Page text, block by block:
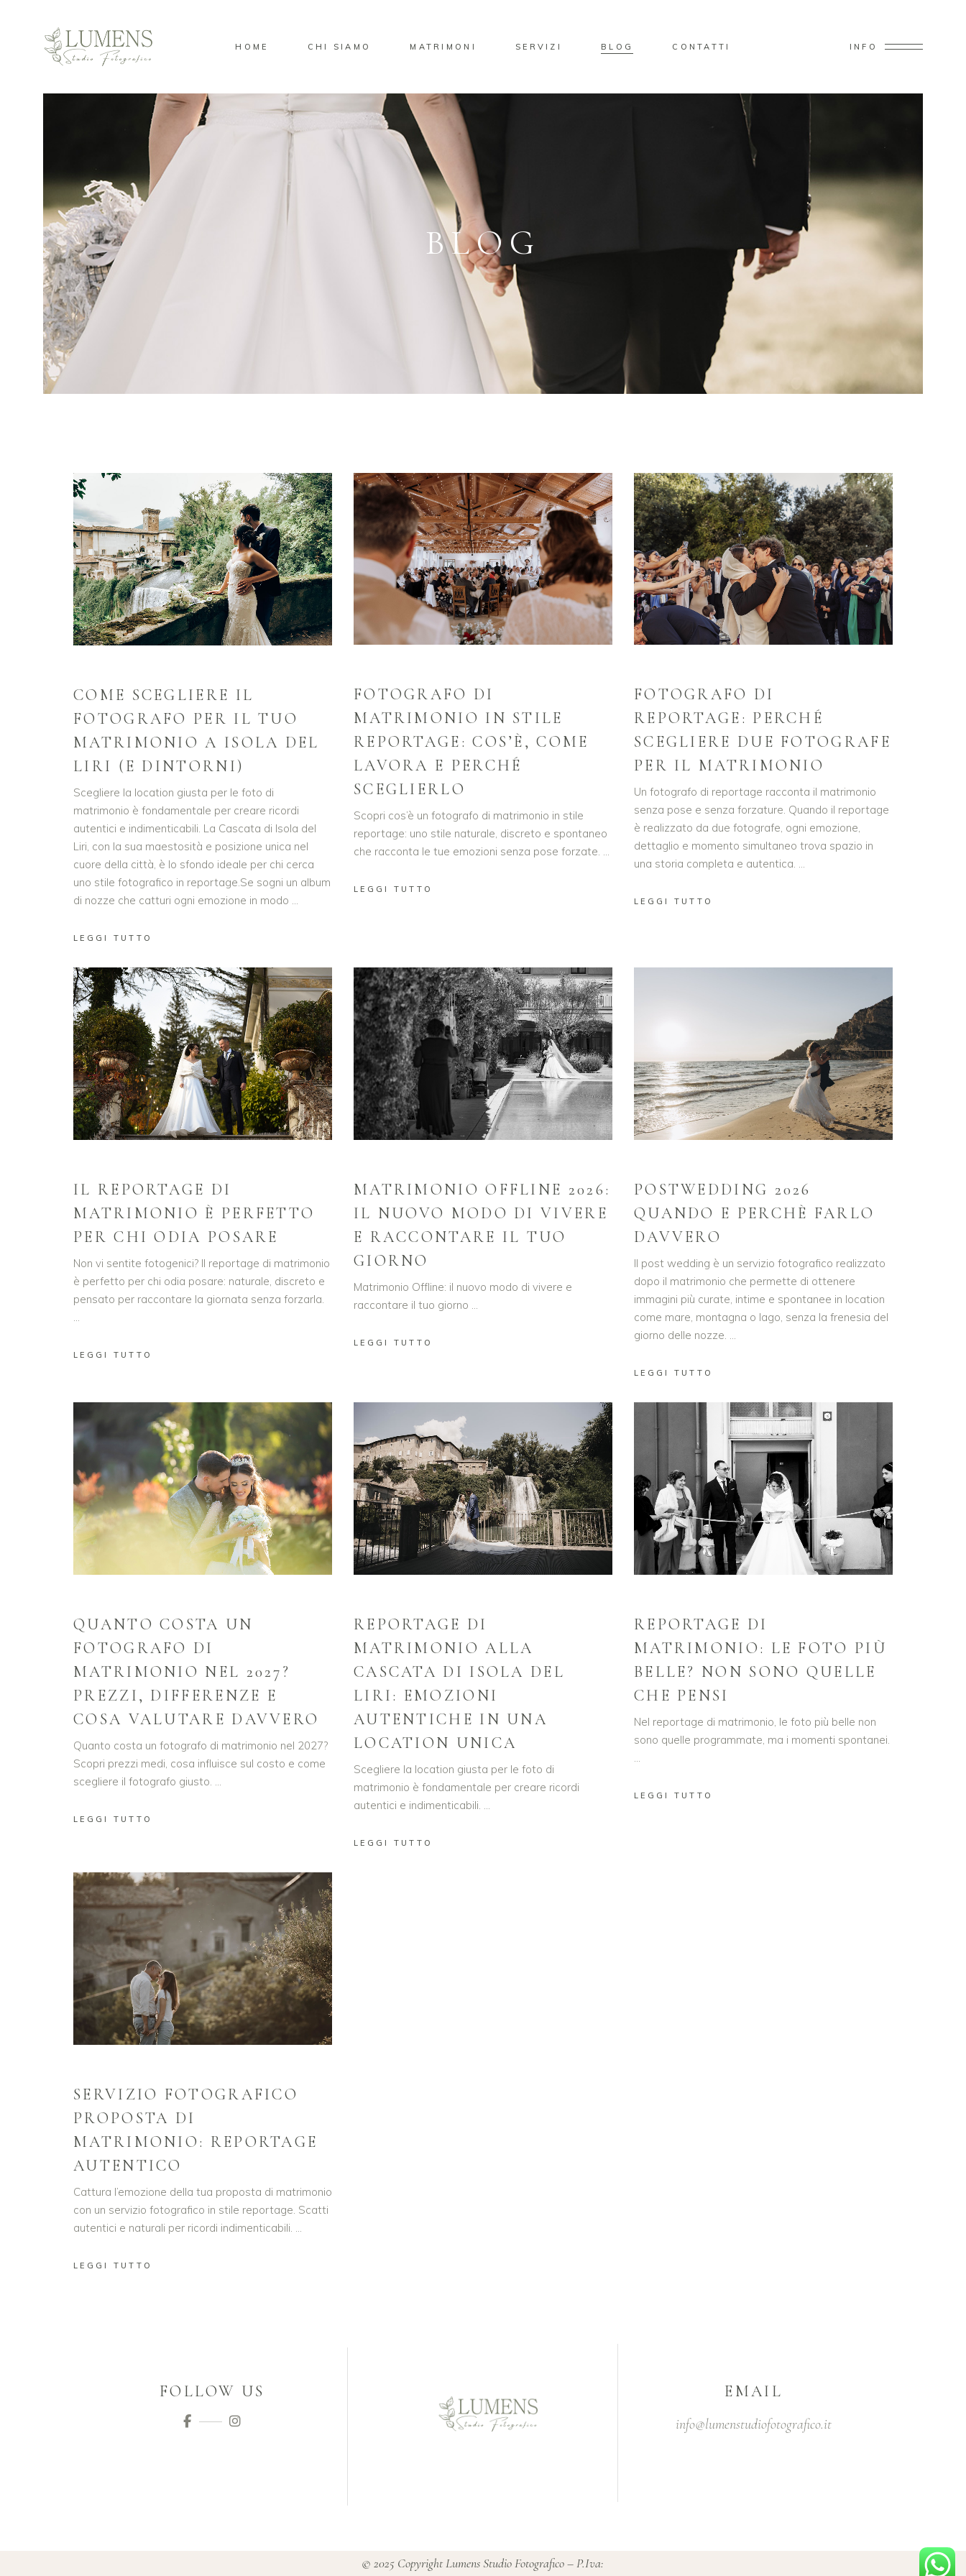
HOME CHI SIAMO MATRIMONI SERVIZI BLOG CONTATTI INFO
BLOG
COME SCEGLIERE IL
FOTOGRAFO PER IL TUO
MATRIMONIO A ISOLA DEL
LIRI (E DINTORNI)
Scegliere la location giusta per le foto di
matrimonio è fondamentale per creare ricordi
autentici e indimenticabili. La Cascata di Isola del
Liri, con la sua maestosità e posizione unica nel
cuore della città, è lo sfondo ideale per chi cerca
uno stile fotografico in reportage.Se sogni un album
di nozze che catturi ogni emozione in modo
LEGGI TUTTO
FOTOGRAFO DI
MATRIMONIO IN STILE
REPORTAGE: COS’È, COME
LAVORA E PERCHÉ
SCEGLIERLO
Scopri cos’è un fotografo di matrimonio in stile
reportage: uno stile naturale, discreto e spontaneo
che racconta le tue emozioni senza pose forzate.
LEGGI TUTTO
FOTOGRAFO DI
REPORTAGE: PERCHÉ
SCEGLIERE DUE FOTOGRAFE
PER IL MATRIMONIO
Un fotografo di reportage racconta il matrimonio
senza pose e senza forzature. Quando il reportage
è realizzato da due fotografe, ogni emozione,
dettaglio e momento simultaneo trova spazio in
una storia completa e autentica.
LEGGI TUTTO
IL REPORTAGE DI
MATRIMONIO È PERFETTO
PER CHI ODIA POSARE
Non vi sentite fotogenici? Il reportage di matrimonio
è perfetto per chi odia posare: naturale, discreto e
pensato per raccontare la giornata senza forzarla.
LEGGI TUTTO
MATRIMONIO OFFLINE 2026:
IL NUOVO MODO DI VIVERE
E RACCONTARE IL TUO
GIORNO
Matrimonio Offline: il nuovo modo di vivere e
raccontare il tuo giorno
LEGGI TUTTO
POSTWEDDING 2026
QUANDO E PERCHÈ FARLO
DAVVERO
Il post wedding è un servizio fotografico realizzato
dopo il matrimonio che permette di ottenere
immagini più curate, intime e spontanee in location
come mare, montagna o lago, senza la frenesia del
giorno delle nozze.
LEGGI TUTTO
QUANTO COSTA UN
FOTOGRAFO DI
MATRIMONIO NEL 2027?
PREZZI, DIFFERENZE E
COSA VALUTARE DAVVERO
Quanto costa un fotografo di matrimonio nel 2027?
Scopri prezzi medi, cosa influisce sul costo e come
scegliere il fotografo giusto.
LEGGI TUTTO
REPORTAGE DI
MATRIMONIO ALLA
CASCATA DI ISOLA DEL
LIRI: EMOZIONI
AUTENTICHE IN UNA
LOCATION UNICA
Scegliere la location giusta per le foto di
matrimonio è fondamentale per creare ricordi
autentici e indimenticabili.
LEGGI TUTTO
REPORTAGE DI
MATRIMONIO: LE FOTO PIÙ
BELLE? NON SONO QUELLE
CHE PENSI
Nel reportage di matrimonio, le foto più belle non
sono quelle programmate, ma i momenti spontanei.
LEGGI TUTTO
SERVIZIO FOTOGRAFICO
PROPOSTA DI
MATRIMONIO: REPORTAGE
AUTENTICO
Cattura l’emozione della tua proposta di matrimonio
con un servizio fotografico in stile reportage. Scatti
autentici e naturali per ricordi indimenticabili.
LEGGI TUTTO
FOLLOW US EMAIL
info@lumenstudiofotografico.it
© 2025 Copyright Lumens Studio Fotografico – P.Iva: